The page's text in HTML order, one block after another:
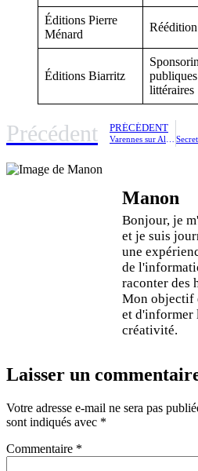
Éditions Pierre
Ménard
Éditions Biarritz
littéraires
Précédent PRÉCÉDENT
Varennes sur Allier : un second rendez-vous confidentiel prévu mardi
Manon
Bonjour, je
et je suis
une
de
raconter des
Mon objectif
et d'informer
créativité.
Laisser un
Votre adresse e-mail ne sera pas
sont indiqués avec *
Commentaire *